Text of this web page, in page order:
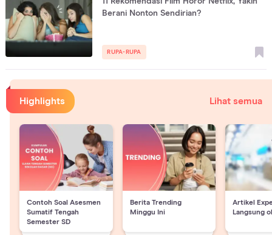
Berani Nonton Sendirian?
RUPA-RUPA
Highlights Lihat semua
Contoh Soal Asesmen
Sumatif Tengah
Semester SD
Berita Trending
Minggu Ini
Artikel
Langsung